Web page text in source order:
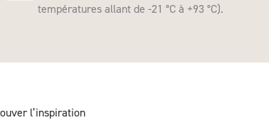
températures allant de -21 °C à +93 °C).
l’inspiration